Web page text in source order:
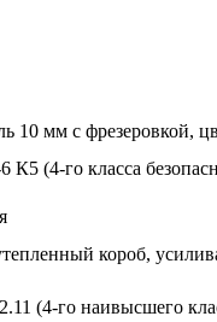
10 мм с фрезеровкой,
(4-го класса
короб,
(4-го наивысшего